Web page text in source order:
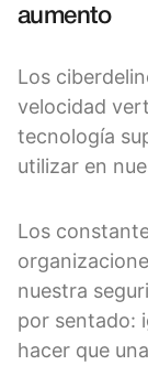
aumento
Los
velocidad
tecnología
utilizar en
Los
nuestra
por sentado:
hacer que